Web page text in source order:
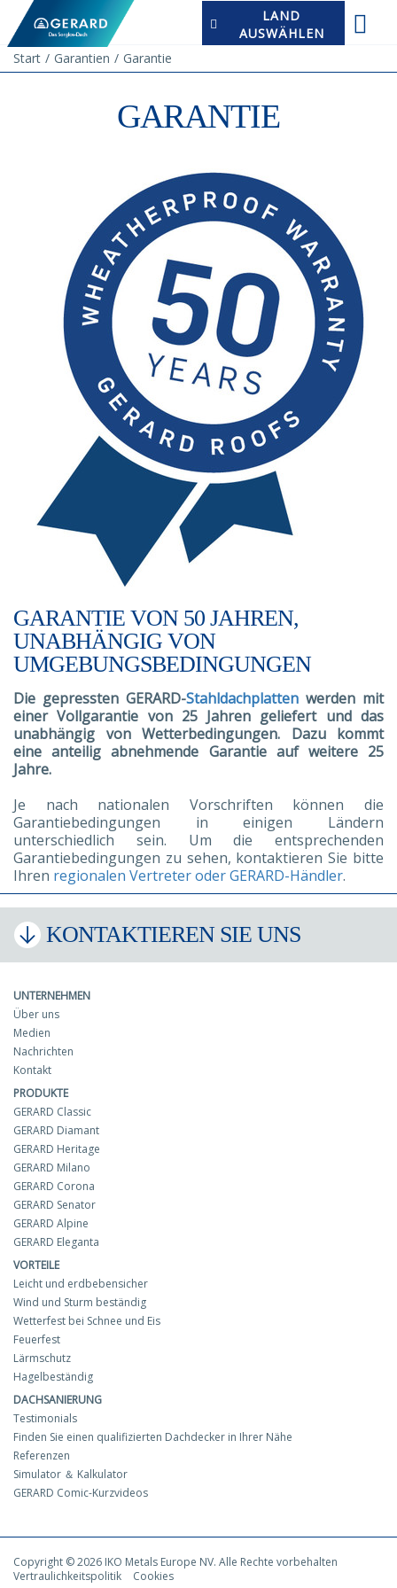
LAND
AUSWÄHLEN
Start
Garantien Garantie
GARANTIE
GARANTIE VON 50 JAHREN,
UNABHÄNGIG VON
UMGEBUNGSBEDINGUNGEN
Die gepressten GERARD-Stahldachplatten werden mit
einer Vollgarantie von 25 Jahren geliefert und das
unabhängig von Wetterbedingungen. Dazu kommt
eine anteilig abnehmende Garantie auf weitere 25
Jahre.
Je nach nationalen Vorschriften können die
Garantiebedingungen in einigen Ländern
unterschiedlich sein. Um die entsprechenden
Garantiebedingungen zu sehen, kontaktieren Sie bitte
Ihren regionalen Vertreter oder GERARD-Händler.
KONTAKTIEREN SIE UNS
UNTERNEHMEN
Über uns
Medien
Nachrichten
Kontakt
PRODUKTE
GERARD Classic
GERARD Diamant
GERARD Heritage
GERARD Milano
GERARD Corona
GERARD Senator
GERARD Alpine
GERARD Eleganta
VORTEILE
Leicht und erdbebensicher
Wind und Sturm beständig
Wetterfest bei Schnee und Eis
Feuerfest
Lärmschutz
Hagelbeständig
DACHSANIERUNG
Testimonials
Finden Sie einen qualifizierten Dachdecker in Ihrer Nähe
Referenzen
Simulator ＆ Kalkulator
GERARD Comic-Kurzvideos
Copyright © 2026 IKO Metals Europe NV. Alle Rechte vorbehalten
Vertraulichkeitspolitik
Cookies